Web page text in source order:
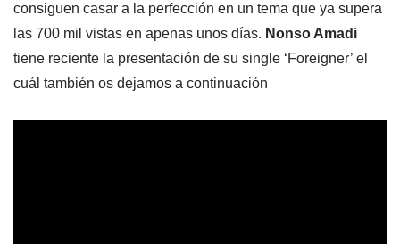
consiguen casar a la perfección en un tema que ya supera
las 700 mil vistas en apenas unos días. Nonso Amadi
tiene reciente la presentación de su single ‘Foreigner’ el
cuál también os dejamos a continuación